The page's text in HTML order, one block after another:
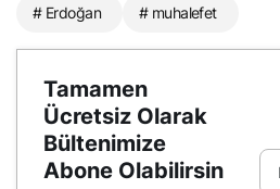
# Erdoğan # muhalefet
Tamamen
Ücretsiz Olarak
Bültenimize
Abone Olabilirsin